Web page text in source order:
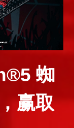
蜘
赢取